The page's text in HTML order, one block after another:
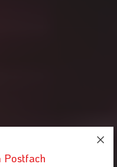
Postfach